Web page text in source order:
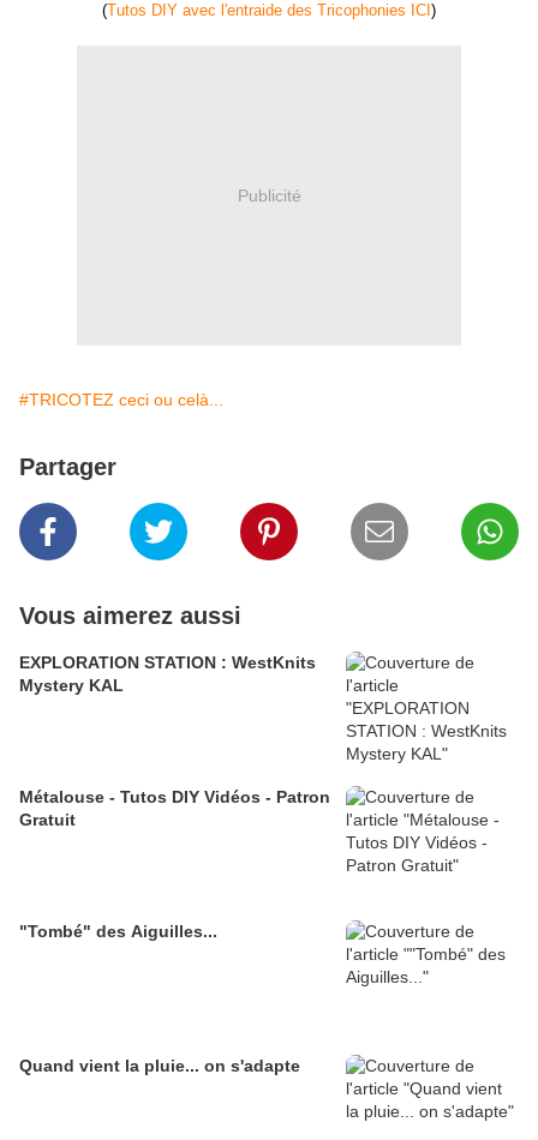
(Tutos DIY avec l'entraide des Tricophonies ICI )
Publicité
#TRICOTEZ ceci ou celà...
Partager
Vous aimerez aussi
EXPLORATION STATION : WestKnits
Mystery KAL
Métalouse - Tutos DIY Vidéos - Patron
Gratuit
"Tombé" des Aiguilles...
Quand vient la pluie... on s'adapte